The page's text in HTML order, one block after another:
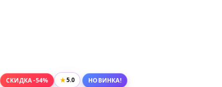
СКИДКА -54% ★5.0 НОВИНКА!